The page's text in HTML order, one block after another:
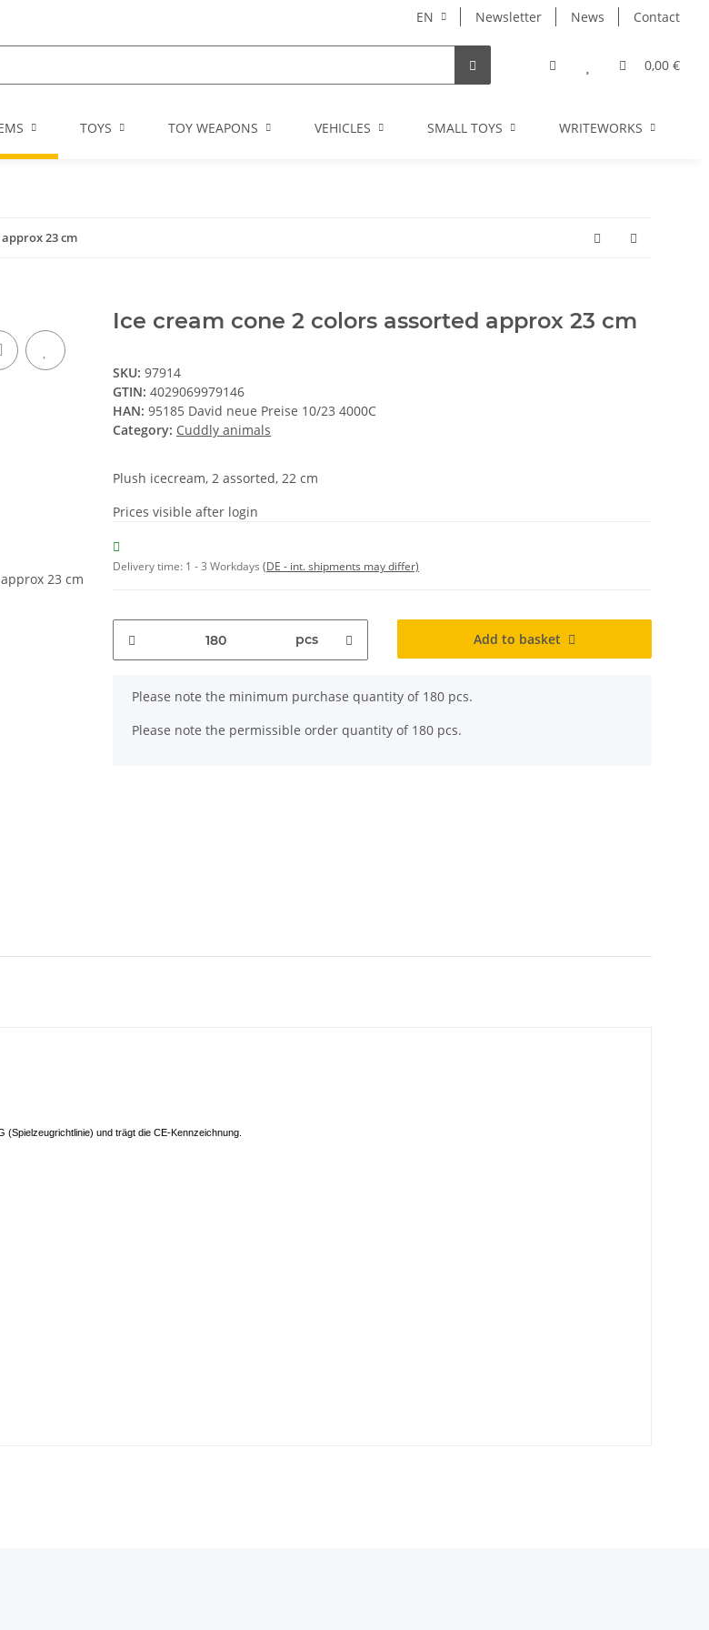
EN Newsletter News Contact
0,00 €
TOYS TOY WEAPONS VEHICLES SMALL TOYS WRITEWORKS
23 cm
Ice cream cone 2 colors assorted approx 23 cm
SKU: 97914
GTIN: 4029069979146
HAN: 95185 David neue Preise 10/23 4000C
Category: Cuddly animals
Plush icecream, 2 assorted, 22 cm
Prices visible after login
Delivery time: 1 - 3 Workdays (DE - int. shipments may differ)
pcs Add to basket
x
Please note the minimum purchase quantity of 180 pcs.
Please note the permissible order quantity of 180 pcs.
und trägt die CE-Kennzeichnung.